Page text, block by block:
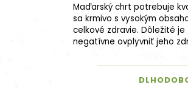
Maďarský chrt potrebuje
sa krmivo s vysokým
celkové zdravie. Dôležité
negatívne ovplyvniť jeho